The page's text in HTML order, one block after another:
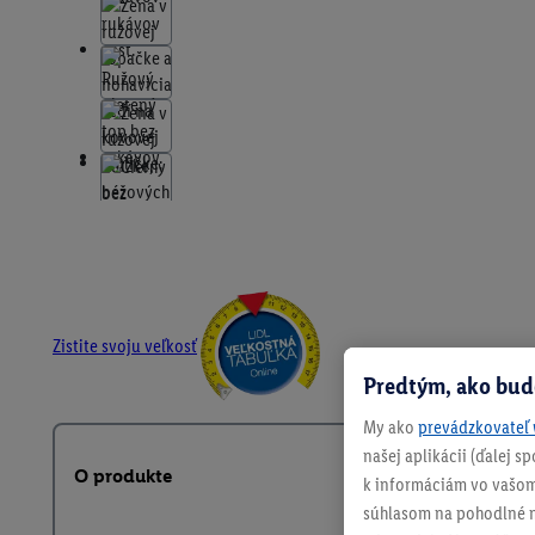
Zistite svoju veľkosť
O produkte
Predtým, ako
My ako prevádzkovateľ
našej aplikácii (ďalej
k informáciám vo
súhlasom na pohodlné